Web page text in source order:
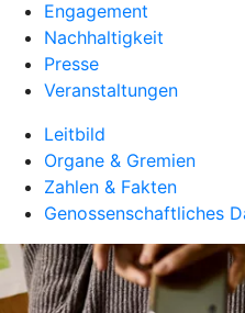
Engagement
Nachhaltigkeit
Presse
Veranstaltungen
Leitbild
Organe & Gremien
Zahlen & Fakten
Genossenschaftliches